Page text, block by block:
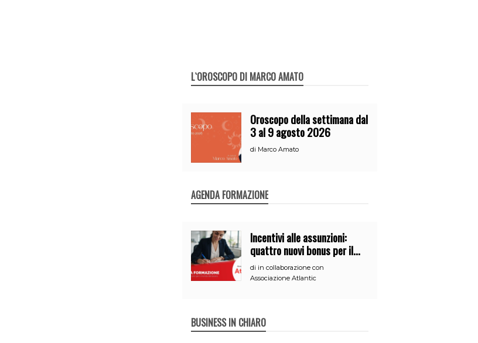
L`OROSCOPO DI MARCO AMATO
Oroscopo della settimana dal
3 al 9 agosto 2026
di Marco Amato
AGENDA FORMAZIONE
Incentivi alle assunzioni:
quattro nuovi bonus per il
2026
di in collaborazione con
Associazione Atlantic
BUSINESS IN CHIARO